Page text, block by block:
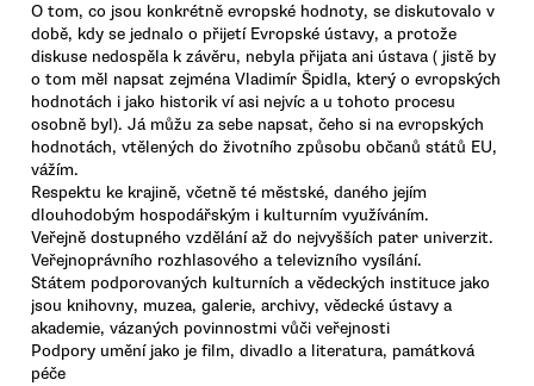
O tom, co jsou konkrétně evropské hodnoty, se diskutovalo v
době, kdy se jednalo o přijetí Evropské ústavy, a protože
diskuse nedospěla k závěru, nebyla přijata ani ústava ( jistě by
o tom měl napsat zejména Vladimír Špidla, který o evropských
hodnotách i jako historik ví asi nejvíc a u tohoto procesu
osobně byl). Já můžu za sebe napsat, čeho si na evropských
hodnotách, vtělených do životního způsobu občanů států EU,
vážím.
Respektu ke krajině, včetně té městské, daného jejím
dlouhodobým hospodářským i kulturním využíváním.
Veřejně dostupného vzdělání až do nejvyšších pater univerzit.
Veřejnoprávního rozhlasového a televizního vysílání.
Státem podporovaných kulturních a vědeckých instituce jako
jsou knihovny, muzea, galerie, archivy, vědecké ústavy a
akademie, vázaných povinnostmi vůči veřejnosti
Podpory umění jako je film, divadlo a literatura, památková
péče